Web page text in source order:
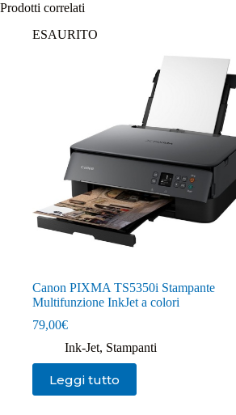
Prodotti correlati
ESAURITO
Canon PIXMA TS5350i Stampante
Multifunzione InkJet a colori
79,00€
Ink-Jet, Stampanti
Leggi tutto